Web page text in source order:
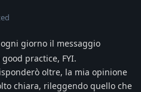
giorno il messaggio
practice, FYI.
oltre, la mia opinione
chiara, rileggendo quello che